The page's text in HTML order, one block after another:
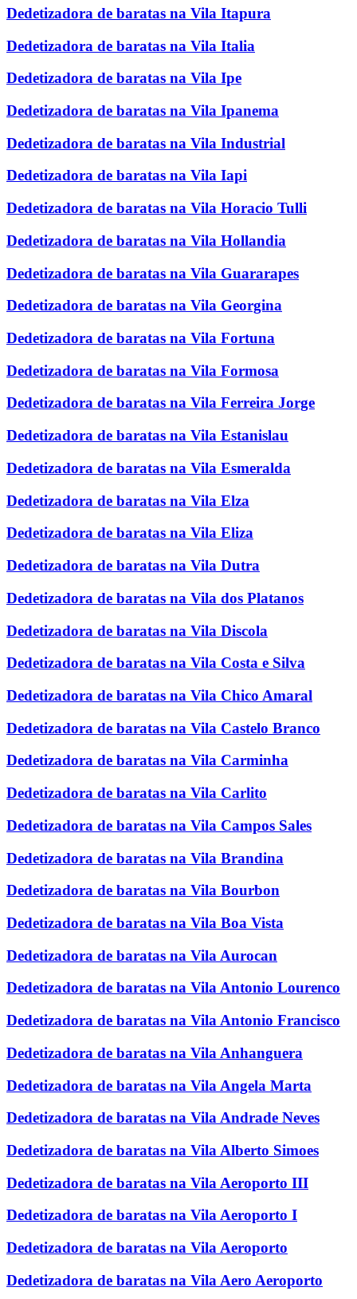
Dedetizadora de baratas na Vila Itapura
Dedetizadora de baratas na Vila Italia
Dedetizadora de baratas na Vila Ipe
Dedetizadora de baratas na Vila Ipanema
Dedetizadora de baratas na Vila Industrial
Dedetizadora de baratas na Vila Iapi
Dedetizadora de baratas na Vila Horacio Tulli
Dedetizadora de baratas na Vila Hollandia
Dedetizadora de baratas na Vila Guararapes
Dedetizadora de baratas na Vila Georgina
Dedetizadora de baratas na Vila Fortuna
Dedetizadora de baratas na Vila Formosa
Dedetizadora de baratas na Vila Ferreira Jorge
Dedetizadora de baratas na Vila Estanislau
Dedetizadora de baratas na Vila Esmeralda
Dedetizadora de baratas na Vila Elza
Dedetizadora de baratas na Vila Eliza
Dedetizadora de baratas na Vila Dutra
Dedetizadora de baratas na Vila dos Platanos
Dedetizadora de baratas na Vila Discola
Dedetizadora de baratas na Vila Costa e Silva
Dedetizadora de baratas na Vila Chico Amaral
Dedetizadora de baratas na Vila Castelo Branco
Dedetizadora de baratas na Vila Carminha
Dedetizadora de baratas na Vila Carlito
Dedetizadora de baratas na Vila Campos Sales
Dedetizadora de baratas na Vila Brandina
Dedetizadora de baratas na Vila Bourbon
Dedetizadora de baratas na Vila Boa Vista
Dedetizadora de baratas na Vila Aurocan
Dedetizadora de baratas na Vila Antonio Lourenco
Dedetizadora de baratas na Vila Antonio Francisco
Dedetizadora de baratas na Vila Anhanguera
Dedetizadora de baratas na Vila Angela Marta
Dedetizadora de baratas na Vila Andrade Neves
Dedetizadora de baratas na Vila Alberto Simoes
Dedetizadora de baratas na Vila Aeroporto III
Dedetizadora de baratas na Vila Aeroporto I
Dedetizadora de baratas na Vila Aeroporto
Dedetizadora de baratas na Vila Aero Aeroporto